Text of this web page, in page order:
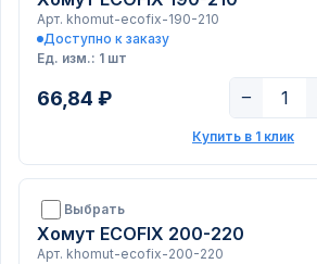
Арт. khomut-ecofix-190-210
Доступно к заказу
Ед. изм.: 1 шт
66,84 ₽ −
Купить в 1 клик
Выбрать
Хомут ECOFIX 200-220
Арт. khomut-ecofix-200-220